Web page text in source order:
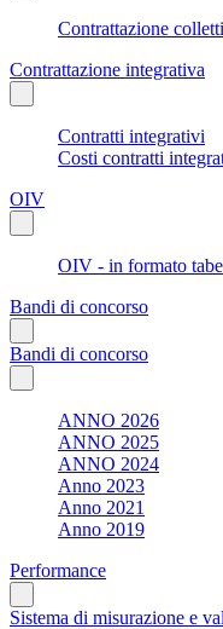
Contrattazione
Contrattazione integrativa
Contratti integrativi
Costi contratti
OIV
OIV - in formato
Bandi di concorso
Bandi di concorso
ANNO 2026
ANNO 2025
ANNO 2024
Anno 2023
Anno 2021
Anno 2019
Performance
Sistema di misurazione e